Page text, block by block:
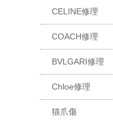
CELINE修理
COACH修理
BVLGARI修理
Chloe修理
猫爪傷